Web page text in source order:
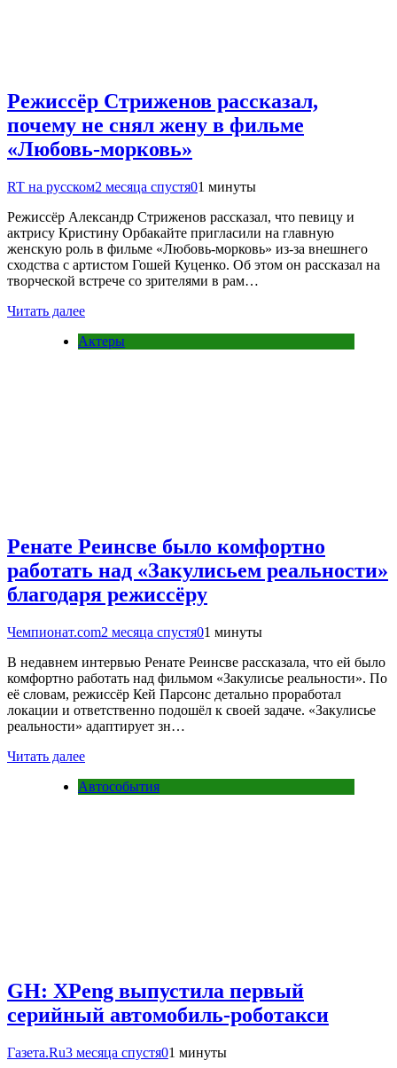
Режиссёр Стриженов рассказал,
почему не снял жену в фильме
«Любовь-морковь»
RT на русском2 месяца спустя01 минуты
Режиссёр Александр Стриженов рассказал, что певицу и
актрису Кристину Орбакайте пригласили на главную
женскую роль в фильме «Любовь-морковь» из-за внешнего
сходства с артистом Гошей Куценко. Об этом он рассказал на
творческой встрече со зрителями в рам…
Читать далее
Актеры
Ренате Реинсве было комфортно
работать над «Закулисьем реальности»
благодаря режиссёру
Чемпионат.com2 месяца спустя01 минуты
В недавнем интервью Ренате Реинсве рассказала, что ей было
комфортно работать над фильмом «Закулисье реальности». По
её словам, режиссёр Кей Парсонс детально проработал
локации и ответственно подошёл к своей задаче. «Закулисье
реальности» адаптирует зн…
Читать далее
Автособытия
GH: XPeng выпустила первый
серийный автомобиль-роботакси
Газета.Ru3 месяца спустя01 минуты